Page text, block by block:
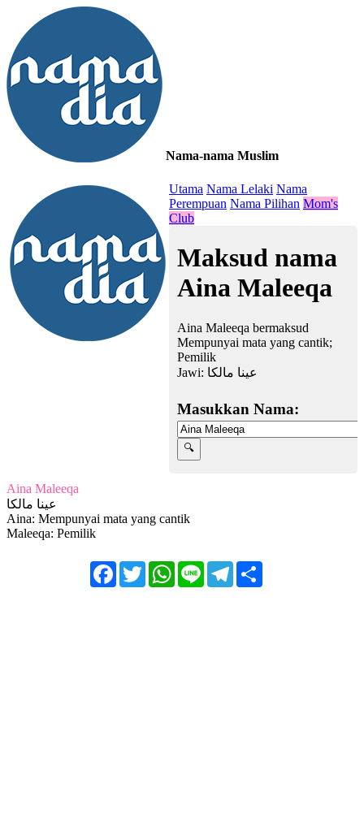
Nama-nama Muslim
Utama Nama Lelaki Nama
Perempuan Nama Pilihan Mom's
Club
Maksud nama
Aina Maleeqa
Aina Maleeqa bermaksud
Mempunyai mata yang cantik;
Pemilik
Jawi: عينا مالكا
Masukkan Nama:
Aina Maleeqa
عينا مالكا
Aina: Mempunyai mata yang cantik
Maleeqa: Pemilik
FacebookTwitterWhatsApp
Line Telegram